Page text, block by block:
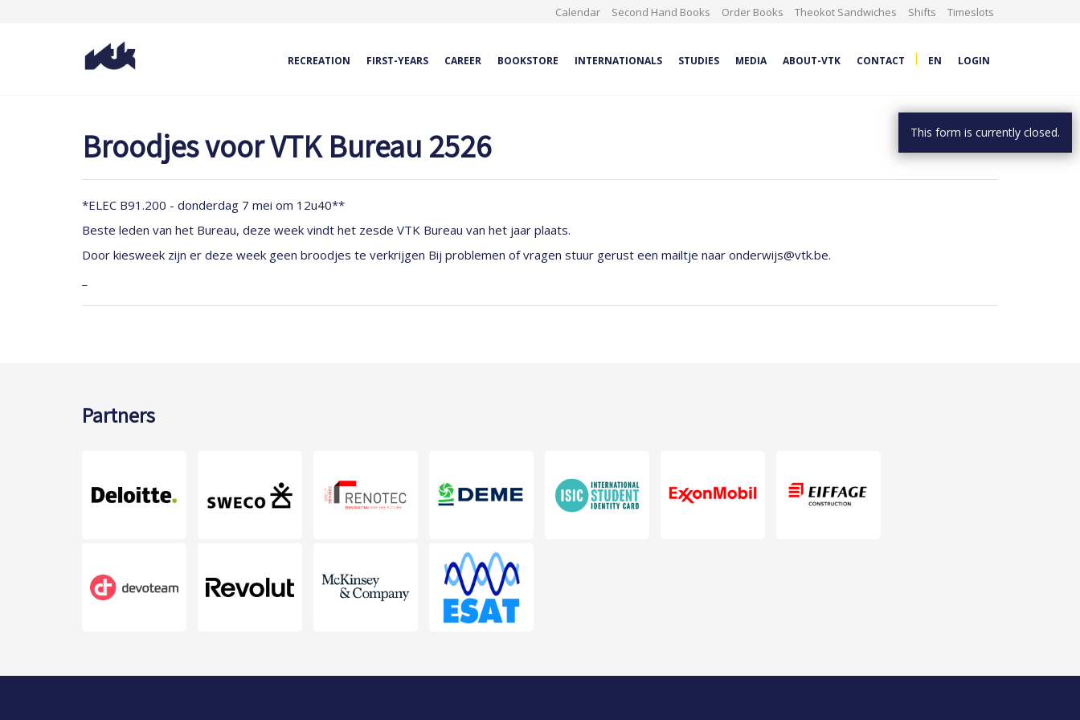
Calendar Second Hand Books Order Books Theokot Sandwiches Shifts Timeslots
RECREATION FIRST-YEARS CAREER BOOKSTORE INTERNATIONALS STUDIES MEDIA ABOUT-VTK CONTACT | EN LOGIN
Broodjes voor VTK Bureau 2526
*ELEC B91.200 - donderdag 7 mei om 12u40**
Beste leden van het Bureau, deze week vindt het zesde VTK Bureau van het jaar plaats.
Door kiesweek zijn er deze week geen broodjes te verkrijgen Bij problemen of vragen stuur gerust een mailtje naar onderwijs@vtk.be.
This form is currently closed.
Partners